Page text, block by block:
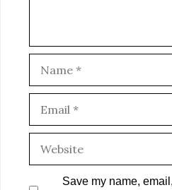
Save my name,